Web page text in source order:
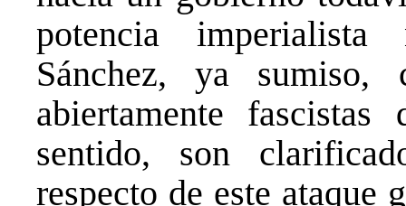
potencia
Sánchez, ya sumiso,
abiertamente
sentido, son
respecto de este ataque